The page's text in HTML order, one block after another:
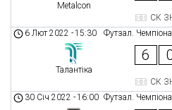
Metalcon
СК
Футзал.
6 Лют 2022 -15:30
Талантіка
6
СК
Футзал.
30 Січ 2022 -16:00